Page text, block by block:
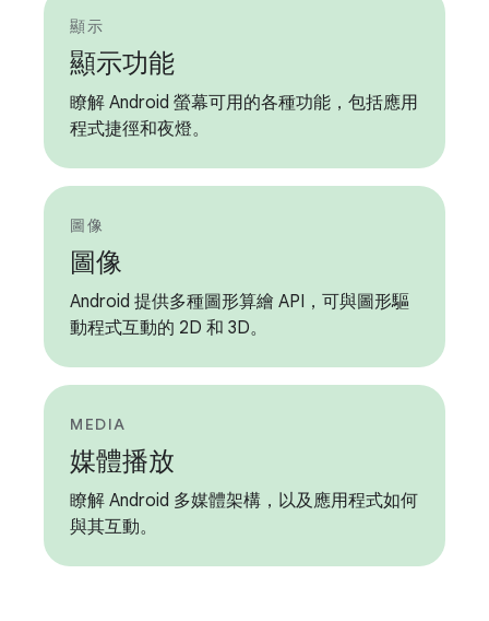
顯示
顯示功能
瞭解 Android 螢幕可用的各種功能，包括應用
程式捷徑和夜燈。
圖像
圖像
Android 提供多種圖形算繪 API，可與圖形驅
動程式互動的 2D 和 3D。
MEDIA
媒體播放
瞭解 Android 多媒體架構，以及應用程式如何
與其互動。